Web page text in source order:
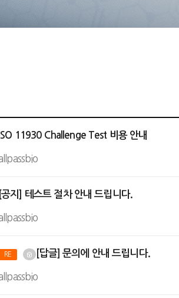
ISO 11930 Challenge Test 비용 안내
[공지] 테스트 절차 안내 드립니다.
RE [답글] 문의에 안내 드립니다.